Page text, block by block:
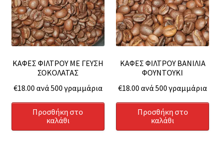
ΚΑΦΕΣ ΦΙΛΤΡΟΥ ΜΕ ΓΕΥΣΗ
ΣΟΚΟΛΑΤΑΣ
€18.00 ανά 500 γραμμάρια
Προσθήκη στο
καλάθι
ΚΑΦΕΣ ΦΙΛΤΡΟΥ ΒΑΝΙΛΙΑ
ΦΟΥΝΤΟΥΚΙ
€18.00 ανά 500 γραμμάρια
Προσθήκη στο
καλάθι